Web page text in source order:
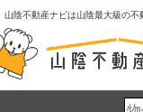
このページの本文へ
山陰不動産ナビは山陰最大級の不